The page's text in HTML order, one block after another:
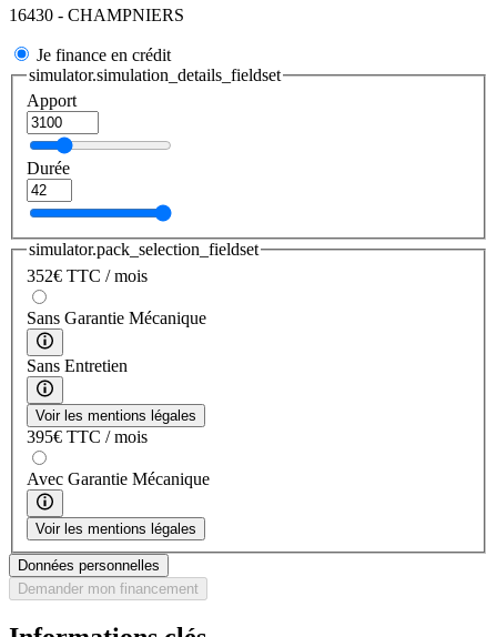
16430 - CHAMPNIERS
Je finance en crédit
simulator.simulation_details_fieldset
Apport
Durée
simulator.pack_selection_fieldset
352€ TTC / mois
Sans Garantie Mécanique
Sans Entretien
Voir les mentions légales
395€ TTC / mois
Avec Garantie Mécanique
Voir les mentions légales
Données personnelles
Demander mon financement